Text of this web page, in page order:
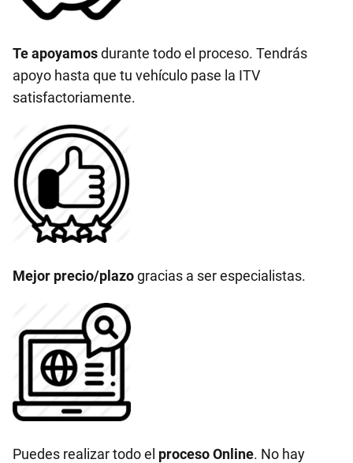
Te apoyamosdurante todo el proceso. Tendrás
apoyo hasta que tu vehículo pase la ITV
satisfactoriamente.
Mejor precio/plazogracias a ser especialistas.
Puedes realizar todo el proceso Online. No hay